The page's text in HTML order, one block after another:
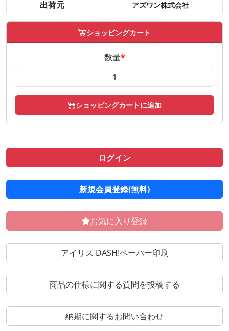
出荷元 アズワン株式会社
ショッピングカート
数量*
ショッピングカートに追加
ログイン
新規会員登録(無料)
お気に入り登録
アイリス DASH!ペーパー印刷
商品の仕様に関する質問を投稿する
納期に関するお問い合わせ